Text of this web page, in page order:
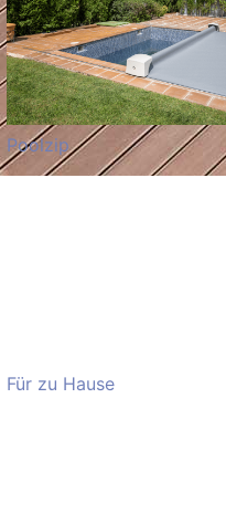
Poolzip
Für zu Hause